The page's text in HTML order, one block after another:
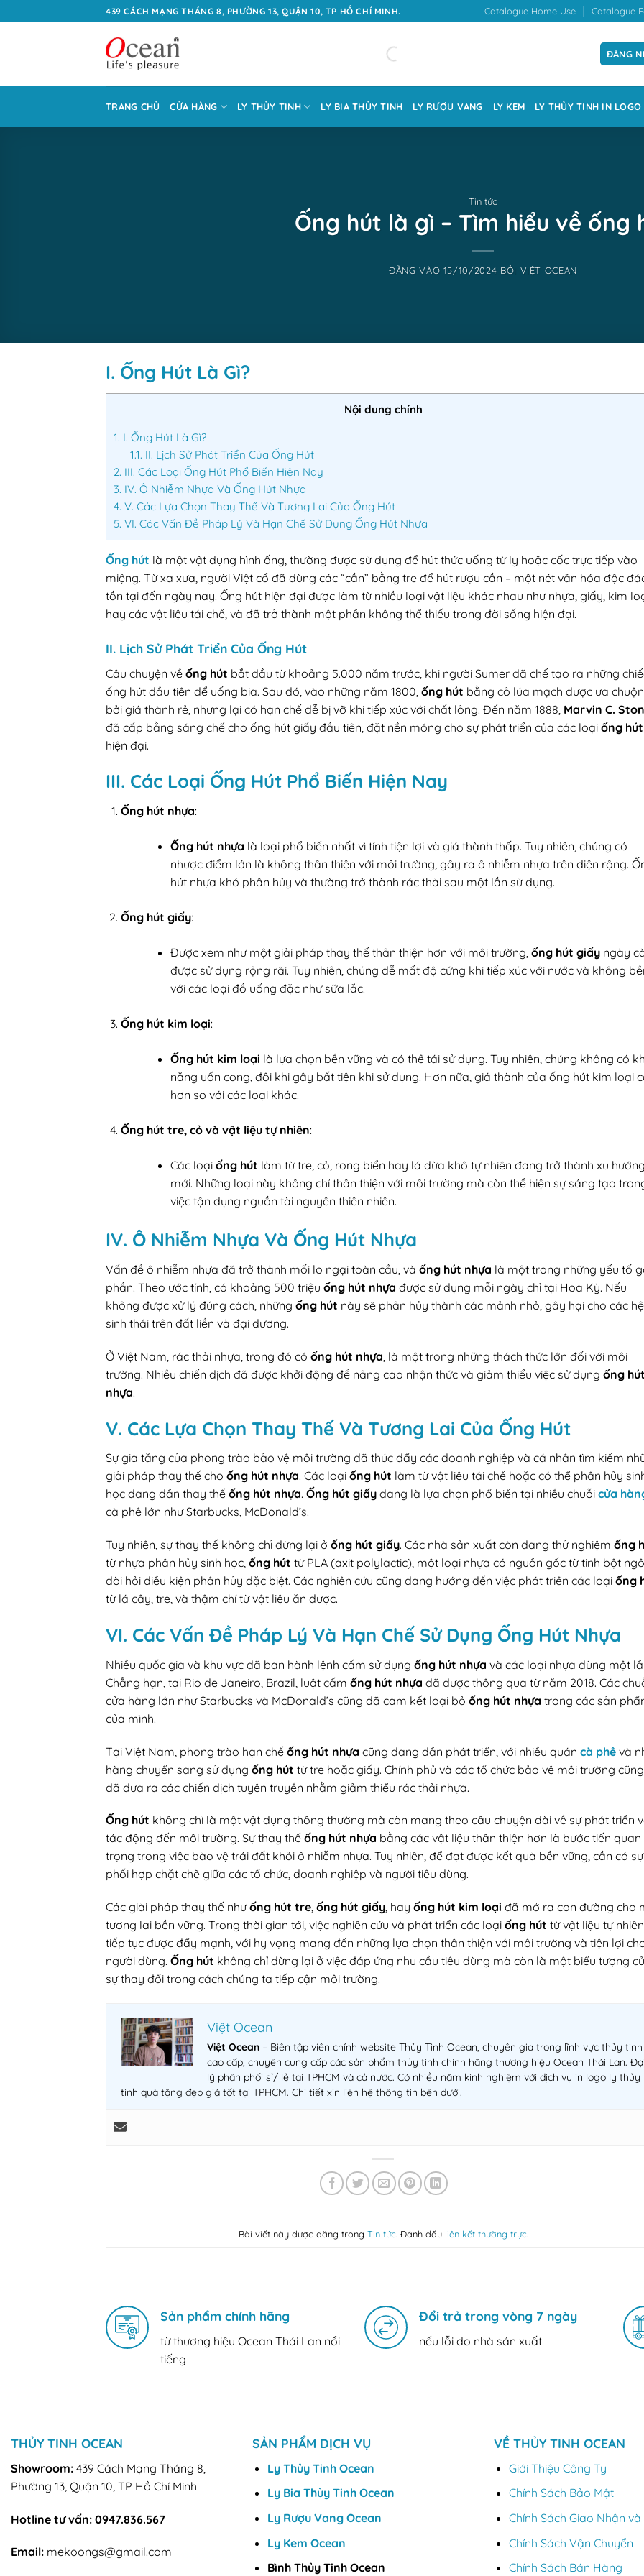
qua
439 CÁCH MẠNG THÁNG 8, PHƯỜNG 13, QUẬN 10, TP HỒ CHÍ MINH. Catalogue Home Use Catalogue
ĐĂNG
TRANG CHỦ CỬA HÀNG LY THỦY TINH LY BIA THỦY TINH LY RƯỢU VANG LY KEM LY THỦY TINH IN LOGO
Tin tức
Ống hút là gì – Tìm hiểu về ống
ĐĂNG VÀO 15/10/2024 BỞI VIỆT OCEAN
I. Ống Hút Là Gì?
Nội dung chính
1. I. Ống Hút Là Gì?
1.1. II. Lịch Sử Phát Triển Của Ống Hút
2. III. Các Loại Ống Hút Phổ Biến Hiện Nay
3. IV. Ô Nhiễm Nhựa Và Ống Hút Nhựa
4. V. Các Lựa Chọn Thay Thế Và Tương Lai Của Ống Hút
5. VI. Các Vấn Đề Pháp Lý Và Hạn Chế Sử Dụng Ống Hút Nhựa
Ống hút là một vật dụng hình ống, thường được sử dụng để hút thức uống từ ly hoặc cốc trực tiếp vào
miệng. Từ xa xưa, người Việt cổ đã dùng các “cần” bằng tre để hút rượu cần – một nét văn hóa độc
tồn tại đến ngày nay. Ống hút hiện đại được làm từ nhiều loại vật liệu khác nhau như nhựa, giấy, kim
hay các vật liệu tái chế, và đã trở thành một phần không thể thiếu trong đời sống hiện đại.
II. Lịch Sử Phát Triển Của Ống Hút
Câu chuyện về ống hút bắt đầu từ khoảng 5.000 năm trước, khi người Sumer đã chế tạo ra những
ống hút đầu tiên để uống bia. Sau đó, vào những năm 1800, ống hút bằng cỏ lúa mạch được ưa
bởi giá thành rẻ, nhưng lại có hạn chế dễ bị vỡ khi tiếp xúc với chất lỏng. Đến năm 1888, Marvin C.
đã cấp bằng sáng chế cho ống hút giấy đầu tiên, đặt nền móng cho sự phát triển của các loại ống hút
hiện đại.
III. Các Loại Ống Hút Phổ Biến Hiện Nay
Ống hút nhựa:
Ống hút nhựa là loại phổ biến nhất vì tính tiện lợi và giá thành thấp. Tuy nhiên, chúng có
nhược điểm lớn là không thân thiện với môi trường, gây ra ô nhiễm nhựa trên diện rộng.
hút nhựa khó phân hủy và thường trở thành rác thải sau một lần sử dụng.
Ống hút giấy:
Được xem như một giải pháp thay thế thân thiện hơn với môi trường, ống hút giấyngày
được sử dụng rộng rãi. Tuy nhiên, chúng dễ mất độ cứng khi tiếp xúc với nước và không
với các loại đồ uống đặc như sữa lắc.
Ống hút kim loại:
Ống hút kim loại là lựa chọn bền vững và có thể tái sử dụng. Tuy nhiên, chúng không có
năng uốn cong, đôi khi gây bất tiện khi sử dụng. Hơn nữa, giá thành của ống hút kim loại
hơn so với các loại khác.
Ống hút tre, cỏ và vật liệu tự nhiên:
Các loại ống hút làm từ tre, cỏ, rong biển hay lá dừa khô tự nhiên đang trở thành xu hướng
mới. Những loại này không chỉ thân thiện với môi trường mà còn thể hiện sự sáng tạo
việc tận dụng nguồn tài nguyên thiên nhiên.
IV. Ô Nhiễm Nhựa Và Ống Hút Nhựa
Vấn đề ô nhiễm nhựa đã trở thành mối lo ngại toàn cầu, và ống hút nhựa là một trong những yếu tố
phần. Theo ước tính, có khoảng 500 triệu ống hút nhựa được sử dụng mỗi ngày chỉ tại Hoa Kỳ. Nếu
không được xử lý đúng cách, những ống hút này sẽ phân hủy thành các mảnh nhỏ, gây hại cho các hệ
sinh thái trên đất liền và đại dương.
Ở Việt Nam, rác thải nhựa, trong đó có ống hút nhựa , là một trong những thách thức lớn đối với môi
trường. Nhiều chiến dịch đã được khởi động để nâng cao nhận thức và giảm thiểu việc sử dụng ống hút
nhựa.
V. Các Lựa Chọn Thay Thế Và Tương Lai Của Ống Hút
Sự gia tăng của phong trào bảo vệ môi trường đã thúc đẩy các doanh nghiệp và cá nhân tìm kiếm
giải pháp thay thế cho ống hút nhựa. Các loại ống hút làm từ vật liệu tái chế hoặc có thể phân hủy
học đang dần thay thế ống hút nhựa. Ống hút giấy đang là lựa chọn phổ biến tại nhiều chuỗi cửa
cà phê lớn như Starbucks, McDonald’s.
Tuy nhiên, sự thay thế không chỉ dừng lại ở ống hút giấy. Các nhà sản xuất còn đang thử nghiệm ống
từ nhựa phân hủy sinh học, ống hút từ PLA (axit polylactic), một loại nhựa có nguồn gốc từ tinh bột
đòi hỏi điều kiện phân hủy đặc biệt. Các nghiên cứu cũng đang hướng đến việc phát triển các loại ống
từ lá cây, tre, và thậm chí từ vật liệu ăn được.
VI. Các Vấn Đề Pháp Lý Và Hạn Chế Sử Dụng Ống Hút Nhựa
Nhiều quốc gia và khu vực đã ban hành lệnh cấm sử dụng ống hút nhựa và các loại nhựa dùng một
Chẳng hạn, tại Rio de Janeiro, Brazil, luật cấm ống hút nhựa đã được thông qua từ năm 2018. Các
cửa hàng lớn như Starbucks và McDonald’s cũng đã cam kết loại bỏ ống hút nhựa trong các sản
của mình.
Tại Việt Nam, phong trào hạn chế ống hút nhựa cũng đang dần phát triển, với nhiều quán cà phê và
hàng chuyển sang sử dụng ống hút từ tre hoặc giấy. Chính phủ và các tổ chức bảo vệ môi trường cũng
đã đưa ra các chiến dịch tuyên truyền nhằm giảm thiểu rác thải nhựa.
Ống hút không chỉ là một vật dụng thông thường mà còn mang theo câu chuyện dài về sự phát triển
tác động đến môi trường. Sự thay thế ống hút nhựa bằng các vật liệu thân thiện hơn là bước tiến quan
trọng trong việc bảo vệ trái đất khỏi ô nhiễm nhựa. Tuy nhiên, để đạt được kết quả bền vững, cần có sự
phối hợp chặt chẽ giữa các tổ chức, doanh nghiệp và người tiêu dùng.
Các giải pháp thay thế nhưống hút tre, ống hút giấy, hay ống hút kim loại đã mở ra con đường cho
tương lai bền vững. Trong thời gian tới, việc nghiên cứu và phát triển các loại ống hút từ vật liệu tự
tiếp tục được đẩy mạnh, với hy vọng mang đến những lựa chọn thân thiện với môi trường và tiện lợi
người dùng. Ống hút không chỉ dừng lại ở việc đáp ứng nhu cầu tiêu dùng mà còn là một biểu tượng
sự thay đổi trong cách chúng ta tiếp cận môi trường.
Việt Ocean
Việt Ocean – Biên tập viên chính website Thủy Tinh Ocean, chuyên gia trong lĩnh vực thủy tinh
cao cấp, chuyên cung cấp các sản phẩm thủy tinh chính hãng thương hiệu Ocean Thái Lan. Đại
lý phân phối sỉ/ lẻ tại TPHCM và cả nước. Có nhiều năm kinh nghiệm với dịch vụ in logo ly thủy
tinh quà tặng đẹp giá tốt tại TPHCM. Chi tiết xin liên hệ thông tin bên dưới.
Bài viết này được đăng trong Tin tức. Đánh dấu liên kết thường trực.
Sản phẩm chính hãng
từ thương hiệu Ocean Thái Lan nổi
tiếng
Đổi trả trong vòng 7 ngày
nếu lỗi do nhà sản xuất
THỦY TINH OCEAN
Showroom: 439 Cách Mạng Tháng 8,
Phường 13, Quận 10, TP Hồ Chí Minh
Hotline tư vấn: 0947.836.567
Email: mekoongs@gmail.com
SẢN PHẨM DỊCH VỤ
Ly Thủy Tinh Ocean
Ly Bia Thủy Tinh Ocean
Ly Rượu Vang Ocean
Ly Kem Ocean
Bình Thủy Tinh Ocean
VỀ THỦY TINH OCEAN
Giới Thiệu Công Ty
Chính Sách Bảo Mật
Chính Sách Giao Nhận
Chính Sách Vận Chuyển
Chính Sách Bán Hàng